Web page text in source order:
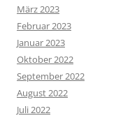
März 2023
Februar 2023
Januar 2023
Oktober 2022
September 2022
August 2022
Juli 2022